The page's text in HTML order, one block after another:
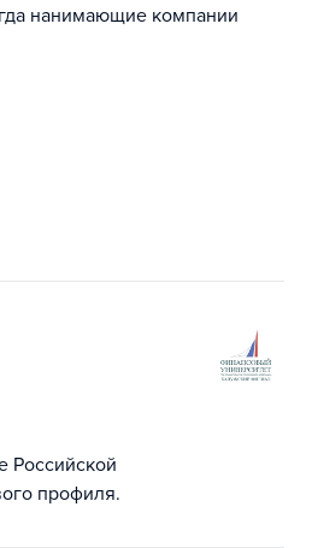
нанимающие компании
Российской
профиля.